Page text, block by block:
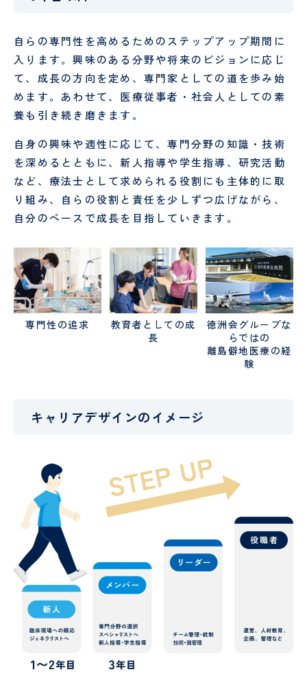
自らの専門性を高めるためのステップアップ期間に
入ります。興味のある分野や将来のビジョンに応じ
て、成長の方向を定め、専門家としての道を歩み始
めます。あわせて、医療従事者・社会人としての素
養も引き続き磨きます。
自身の興味や適性に応じて、専門分野の知識・技術
を深めるとともに、新人指導や学生指導、研究活動
など、療法士として求められる役割にも主体的に取
り組み、自らの役割と責任を少しずつ広げながら、
自分のペースで成長を目指していきます。
専門性の追求
教育者としての成
長
徳洲会グループな
らではの
離島僻地医療の経
験
キャリアデザインのイメージ